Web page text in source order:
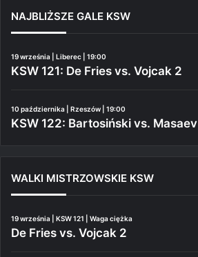
NAJBLIŻSZE GALE KSW
19 września | Liberec | 19:00
KSW 121: De Fries vs. Vojcak 2
10 października | Rzeszów | 19:00
KSW 122: Bartosiński vs. Masaev
WALKI MISTRZOWSKIE KSW
19 września | KSW 121 | Waga ciężka
De Fries vs. Vojcak 2